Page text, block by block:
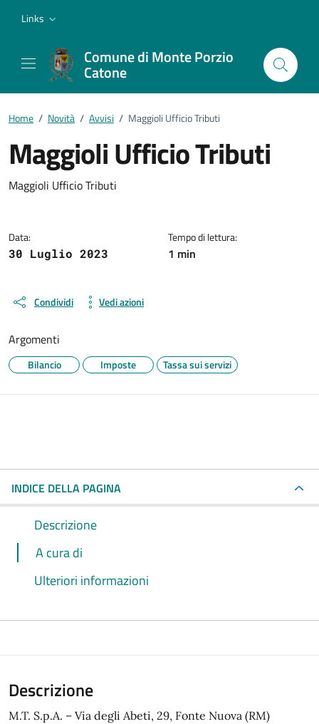
Links
Comune di Monte Porzio
Catone
Home / Novità / Avvisi / Maggioli Ufficio Tributi
Maggioli Ufficio Tributi
Dettagli della notizia
Maggioli Ufficio Tributi
Data:
30 Luglio 2023
Tempo di lettura:
1 min
Condividi Vedi azioni
Argomenti
Bilancio Imposte Tassa sui servizi
INDICE DELLA PAGINA
Descrizione
A cura di
Ulteriori informazioni
Descrizione
M.T. S.p.A. – Via degli Abeti, 29, Fonte Nuova (RM)